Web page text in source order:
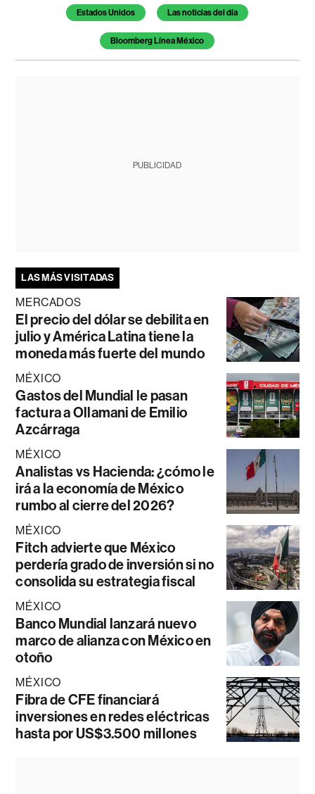
Estados Unidos Las noticias del día
Bloomberg Línea México
PUBLICIDAD
LAS MÁS VISITADAS
MERCADOS
El precio del dólar se debilita en
julio y América Latina tiene la
moneda más fuerte del mundo
MÉXICO
Gastos del Mundial le pasan
factura a Ollamani de Emilio
Azcárraga
MÉXICO
Analistas vs Hacienda: ¿cómo le
irá a la economía de México
rumbo al cierre del 2026?
MÉXICO
Fitch advierte que México
perdería grado de inversión si no
consolida su estrategia fiscal
MÉXICO
Banco Mundial lanzará nuevo
marco de alianza con México en
otoño
MÉXICO
Fibra de CFE financiará
inversiones en redes eléctricas
hasta por US$3.500 millones